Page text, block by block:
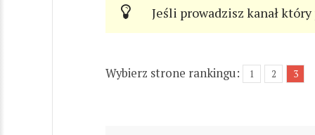
Jeśli prowadzisz kanał
Wybierz strone rankingu: 1 2 3